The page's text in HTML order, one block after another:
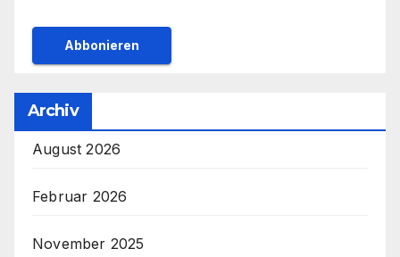
Archiv
August 2026
Februar 2026
November 2025